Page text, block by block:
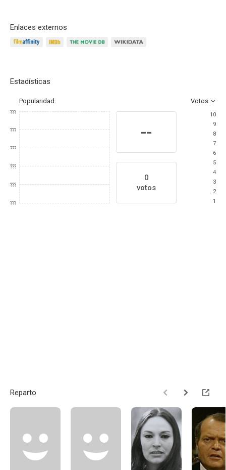
Enlaces externos
Estadísticas
Popularidad Votos
???
???
???
???
???
???
--
0
votos
10
9
8
7
6
5
4
3
2
1
Reparto